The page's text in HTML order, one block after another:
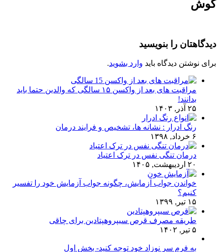
گوش
دیدگاهتان را بنویسید
برای نوشتن دیدگاه باید وارد بشوید.
مراقبت های بعد از واکسن ۱۵ سالگی که والدین حتما باید
بدانند!
۲۵ آذر, ۱۴۰۳
رنگ ادرار : نشانه ها، تشخیص و فرایند درمان
۶ خرداد, ۱۳۹۸
درمان تنگی نفس در ترک اعتیاد
۲۰ اردیبهشت, ۱۴۰۵
خواندن جواب آزمایش، چگونه جواب آزمایش خود را تفسیر
کنیم؟
۱۵ تیر, ۱۳۹۹
طریقه مصرف قرص سیپروهپتادین برای چاقی
۵ تیر, ۱۴۰۲
به فرم سر نوزاد خود توجه کنید- بخش اول